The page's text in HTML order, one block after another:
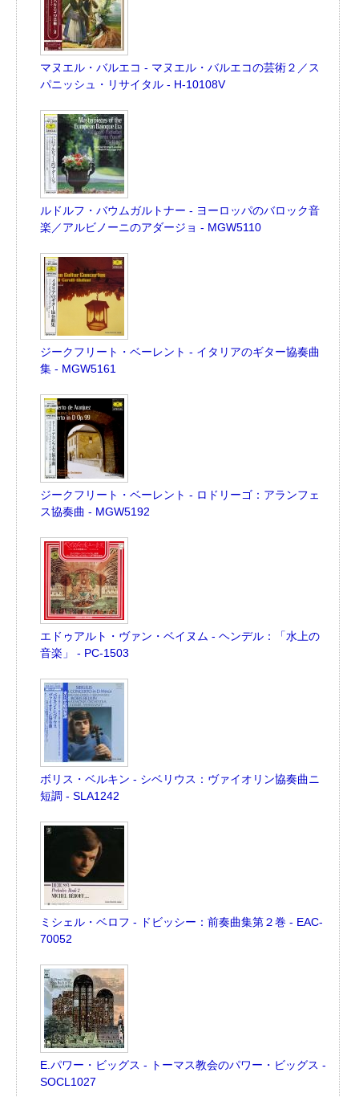
マヌエル・バルエコ - マヌエル・バルエコの芸術２／ス
パニッシュ・リサイタル - H-10108V
ルドルフ・バウムガルトナー - ヨーロッパのバロック音
楽／アルビノーニのアダージョ - MGW5110
ジークフリート・ベーレント - イタリアのギター協奏曲
集 - MGW5161
ジークフリート・ベーレント - ロドリーゴ：アランフェ
ス協奏曲 - MGW5192
エドゥアルト・ヴァン・ベイヌム - ヘンデル：「水上の
音楽」 - PC-1503
ボリス・ベルキン - シベリウス：ヴァイオリン協奏曲ニ
短調 - SLA1242
ミシェル・ベロフ - ドビッシー：前奏曲集第２巻 - EAC-
70052
E.パワー・ビッグス - トーマス教会のパワー・ビッグス -
SOCL1027